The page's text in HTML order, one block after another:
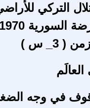
التركي
2020 (الجزء الأول)
3_ س )
في وجه